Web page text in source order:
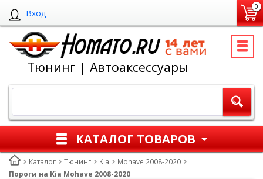
Вход
0
Тюнинг | Автоаксессуары
КАТАЛОГ ТОВАРОВ
Каталог Тюнинг Kia
Mohave 2008-2020
Пороги на Kia Mohave 2008-2020